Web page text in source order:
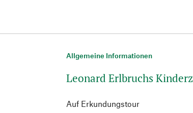
Allgemeine Informationen
Leonard Erlbruchs
Auf Erkundungstour